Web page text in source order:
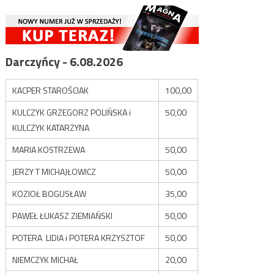
Darczyńcy - 6.08.2026
KACPER STAROŚCIAK
100,00
KULCZYK GRZEGORZ POLIŃSKA i
KULCZYK KATARZYNA
50,00
MARIA KOSTRZEWA
50,00
JERZY T MICHAJŁOWICZ
50,00
KOZIOŁ BOGUSŁAW
35,00
PAWEŁ ŁUKASZ ZIEMIAŃSKI
50,00
POTERA LIDIA i POTERA KRZYSZTOF
50,00
NIEMCZYK MICHAŁ
20,00